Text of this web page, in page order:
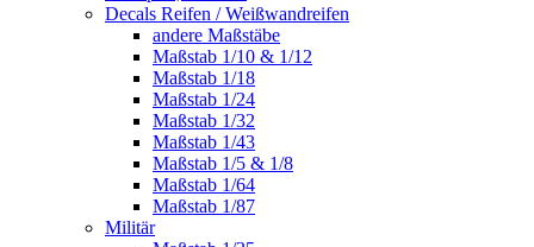
Decals Reifen / Weißwandreifen
andere Maßstäbe
Maßstab 1/10 & 1/12
Maßstab 1/18
Maßstab 1/24
Maßstab 1/32
Maßstab 1/43
Maßstab 1/5 & 1/8
Maßstab 1/64
Maßstab 1/87
Militär